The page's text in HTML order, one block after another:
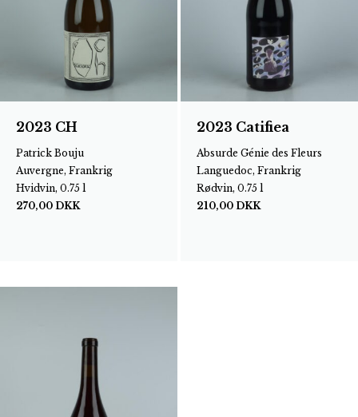
2023 CH
Patrick Bouju
Auvergne, Frankrig
Hvidvin, 0.75 l
270,00 DKK
2023 Catifiea
Absurde Génie des Fleurs
Languedoc, Frankrig
Rødvin, 0.75 l
210,00 DKK